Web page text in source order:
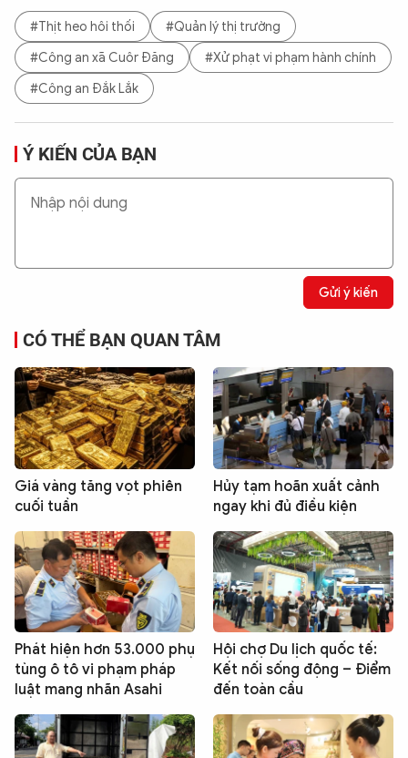
#Thịt heo hôi thối
#Quản lý thị trường
#Công an xã Cuôr Đăng
#Xử phạt vi phạm hành chính
#Công an Đắk Lắk
Ý KIẾN CỦA BẠN
Gửi ý kiến
CÓ THỂ BẠN QUAN TÂM
Giá vàng tăng vọt phiên
cuối tuần
Hủy tạm hoãn xuất cảnh
ngay khi đủ điều kiện
Phát hiện hơn 53.000 phụ
tùng ô tô vi phạm pháp
luật mang nhãn Asahi
Hội chợ Du lịch quốc tế:
Kết nối sống động – Điểm
đến toàn cầu